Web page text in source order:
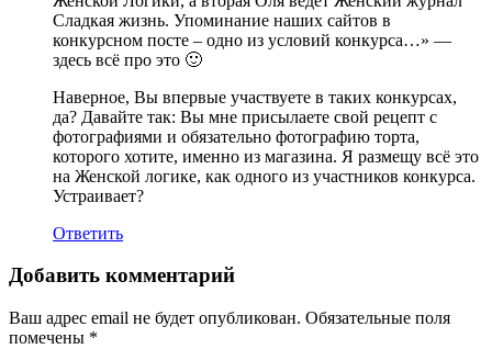
Сладкая жизнь. Упоминание наших сайтов в
конкурсном посте – одно из условий конкурса…» —
здесь всё про это 🙂
Наверное, Вы впервые участвуете в таких конкурсах,
да? Давайте так: Вы мне присылаете свой рецепт с
фотографиями и обязательно фотографию торта,
которого хотите, именно из магазина. Я размещу всё это
на Женской логике, как одного из участников конкурса.
Устраивает?
Ответить
Добавить комментарий
Ваш адрес email не будет опубликован. Обязательные поля
помечены *